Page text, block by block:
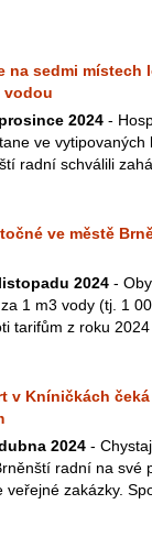
na sedmi místech
2024 -
ve vytipovaných
radní schválili
ve městě
2024 -
1 m3 vody (tj. 1
tarifům z roku
v Kníničkách
2024 -
radní na své
veřejné zakázky.